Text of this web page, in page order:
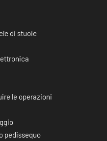
di stuoie
le operazioni
pedissequo